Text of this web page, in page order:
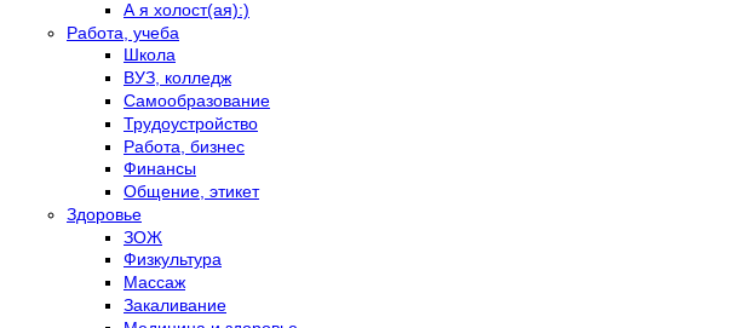
А я холост(ая):)
Работа, учеба
Школа
ВУЗ, колледж
Самообразование
Трудоустройство
Работа, бизнес
Финансы
Общение, этикет
Здоровье
ЗОЖ
Физкультура
Массаж
Закаливание